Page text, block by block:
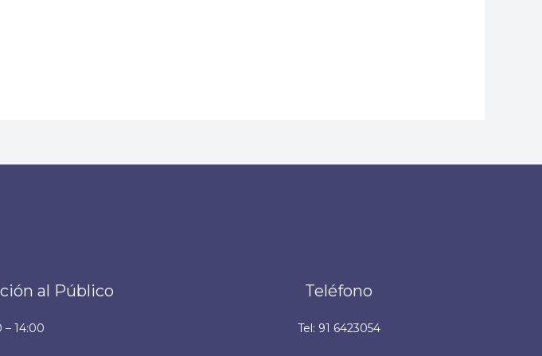
al Público
– 14:00
Teléfono
Tel: 91 6423054